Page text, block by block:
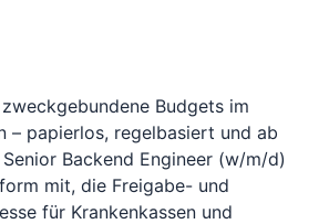
Budgets im
– papierlos, regelbasiert und ab
Backend Engineer (w/m/d)
mit, die Freigabe- und
für Krankenkassen und